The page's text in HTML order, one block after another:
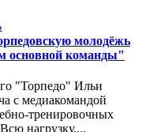
молодёжь
основной команды"
"Торпедо" Ильи
с медиакомандой
тренировочных
нагрузку,...